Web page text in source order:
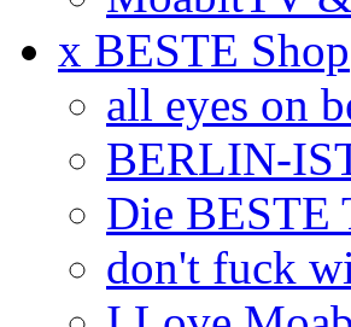
x BESTE Shop
all eyes on
BERLIN-
Die BESTE
don't fuck